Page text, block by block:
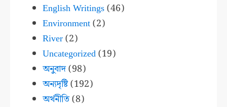
English Writings(46)
Environment(2)
River(2)
Uncategorized(19)
অনুবাদ(98)
অন্যদৃষ্টি(192)
অর্থনীতি(8)